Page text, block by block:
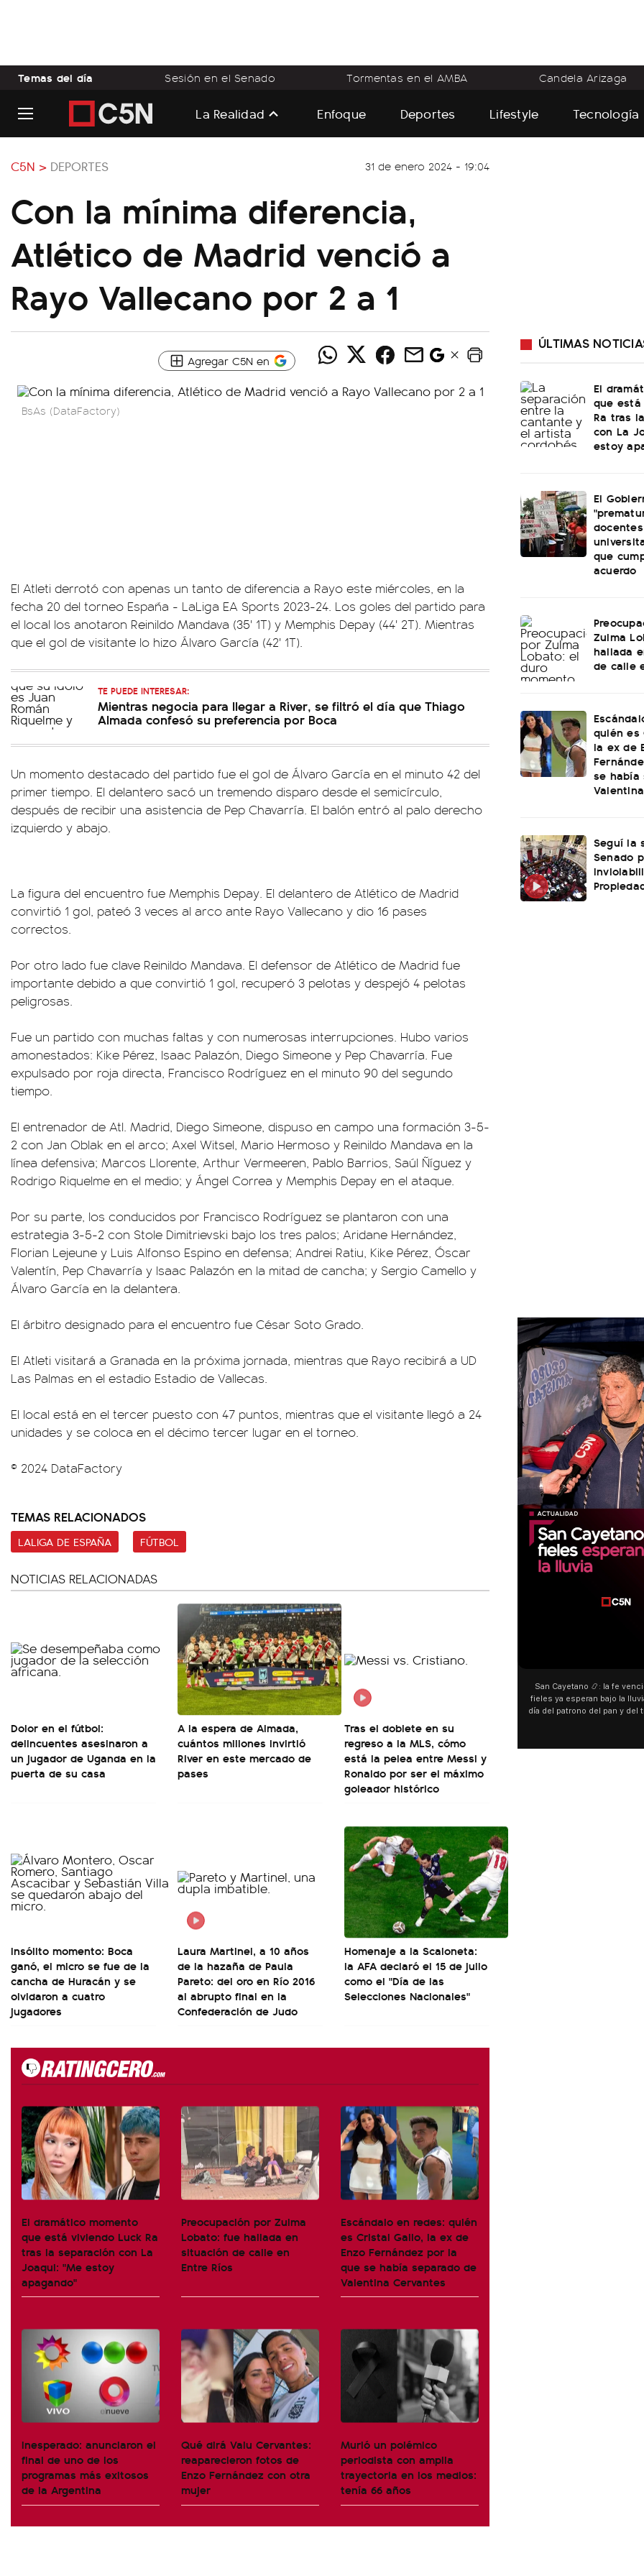
Temas del día Sesión en el Senado Tormentas en el AMBA Candela Arizaga
La Realidad Enfoque Deportes Lifestyle Tecnología
C5N > DEPORTES 31 de enero 2024 - 19:04
Con la mínima diferencia,
Atlético de Madrid venció a
Rayo Vallecano por 2 a 1
Agregar C5N en
BsAs (DataFactory)
El Atleti derrotó con apenas un tanto de diferencia a Rayo este miércoles, en la
fecha 20 del torneo España - LaLiga EA Sports 2023-24. Los goles del partido para
el local los anotaron Reinildo Mandava (35' 1T) y Memphis Depay (44' 2T). Mientras
que el gol de visitante lo hizo Álvaro García (42' 1T).
TE PUEDE INTERESAR:
Mientras negocia para llegar a River, se filtró el día que Thiago
Almada confesó su preferencia por Boca
Un momento destacado del partido fue el gol de Álvaro García en el minuto 42 del
primer tiempo. El delantero sacó un tremendo disparo desde el semicírculo,
después de recibir una asistencia de Pep Chavarría. El balón entró al palo derecho
izquierdo y abajo.
La figura del encuentro fue Memphis Depay. El delantero de Atlético de Madrid
convirtió 1 gol, pateó 3 veces al arco ante Rayo Vallecano y dio 16 pases
correctos.
Por otro lado fue clave Reinildo Mandava. El defensor de Atlético de Madrid fue
importante debido a que convirtió 1 gol, recuperó 3 pelotas y despejó 4 pelotas
peligrosas.
Fue un partido con muchas faltas y con numerosas interrupciones. Hubo varios
amonestados: Kike Pérez, Isaac Palazón, Diego Simeone y Pep Chavarría. Fue
expulsado por roja directa, Francisco Rodríguez en el minuto 90 del segundo
tiempo.
El entrenador de Atl. Madrid, Diego Simeone, dispuso en campo una formación 3-5-
2 con Jan Oblak en el arco; Axel Witsel, Mario Hermoso y Reinildo Mandava en la
línea defensiva; Marcos Llorente, Arthur Vermeeren, Pablo Barrios, Saúl Ñíguez y
Rodrigo Riquelme en el medio; y Ángel Correa y Memphis Depay en el ataque.
Por su parte, los conducidos por Francisco Rodríguez se plantaron con una
estrategia 3-5-2 con Stole Dimitrievski bajo los tres palos; Aridane Hernández,
Florian Lejeune y Luis Alfonso Espino en defensa; Andrei Ratiu, Kike Pérez, Óscar
Valentín, Pep Chavarría y Isaac Palazón en la mitad de cancha; y Sergio Camello y
Álvaro García en la delantera.
El árbitro designado para el encuentro fue César Soto Grado.
El Atleti visitará a Granada en la próxima jornada, mientras que Rayo recibirá a UD
Las Palmas en el estadio Estadio de Vallecas.
El local está en el tercer puesto con 47 puntos, mientras que el visitante llegó a 24
unidades y se coloca en el décimo tercer lugar en el torneo.
© 2024 DataFactory
TEMAS RELACIONADOS
LALIGA DE ESPAÑA FÚTBOL
NOTICIAS RELACIONADAS
Dolor en el fútbol:
delincuentes asesinaron a
un jugador de Uganda en la
puerta de su casa
A la espera de Almada,
cuántos millones invirtió
River en este mercado de
pases
Tras el doblete en su
regreso a la MLS, cómo
está la pelea entre Messi y
Ronaldo por ser el máximo
goleador histórico
Insólito momento: Boca
ganó, el micro se fue de la
cancha de Huracán y se
olvidaron a cuatro
jugadores
Laura Martinel, a 10 años
de la hazaña de Paula
Pareto: del oro en Río 2016
al abrupto final en la
Confederación de Judo
Homenaje a la Scaloneta:
la AFA declaró el 15 de julio
como el "Día de las
Selecciones Nacionales"
El dramático momento
que está viviendo Luck Ra
tras la separación con La
Joaqui: "Me estoy
apagando"
Preocupación por Zulma
Lobato: fue hallada en
situación de calle en
Entre Ríos
Escándalo en redes: quién
es Cristal Gallo, la ex de
Enzo Fernández por la
que se había separado de
Valentina Cervantes
Inesperado: anunciaron el
final de uno de los
programas más exitosos
de la Argentina
Qué dirá Valu Cervantes:
reaparecieron fotos de
Enzo Fernández con otra
mujer
Murió un polémico
periodista con amplia
trayectoria en los medios:
tenía 66 años
ÚLTIMAS
El
que
Ra tras
con La
estoy
El
docentes
que
acuerdo
Zulma
hallada
de calle
quién es
la ex de
se había
Seguí la
Senado
00:00
San Cayetano 📿: la fe venció al agua y los
fieles ya esperan bajo la lluvia ➡️ A horas del
día del patrono del pan y del trabajo, miles de
personas acampan en Liniers para agradecer
y pedir. 🎙️ @bernardomagnago
“Preferís la joda y yo
¿Indirecta para Luck Ra? La
"Te vi", su nueva
encontrar similitudes
declaraciones que hizo tras